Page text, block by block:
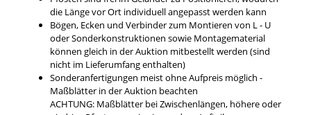
die Länge vor Ort individuell angepasst werden kann
Bögen, Ecken und Verbinder zum Montieren von L - U
oder Sonderkonstruktionen sowie Montagematerial
können gleich in der Auktion mitbestellt werden (sind
nicht im Lieferumfang enthalten)
Sonderanfertigungen meist ohne Aufpreis möglich -
Maßblätter in der Auktion beachten
ACHTUNG: Maßblätter bei Zwischenlängen, höhere oder